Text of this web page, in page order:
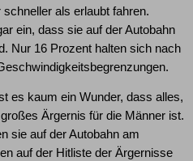
als erlaubt fahren.
ein, dass sie auf der Autobahn
Nur 16 Prozent halten sich nach
es kaum ein Wunder, dass alles,
Ärgernis für die Männer ist.
sie auf der Autobahn am
auf der Hitliste der Ärgernisse